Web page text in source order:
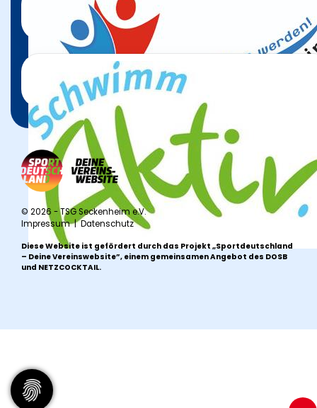
© 2026 - TSG Seckenheim e.V.
Impressum|Datenschutz
Diese Website ist gefördert durch das Projekt„Sportdeutschland
– Deine Vereinswebsite”, einem gemeinsamen Angebot des DOSB
und NETZCOCKTAIL.